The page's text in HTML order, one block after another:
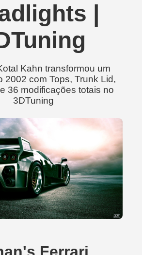
|
Kahn transformou um
2002 com Tops, Trunk Lid,
36 modificações totais no
3DTuning